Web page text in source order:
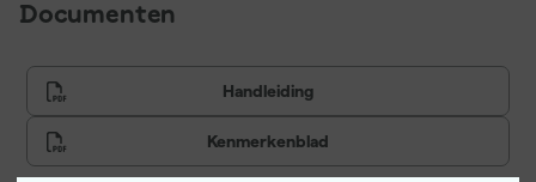
Documenten
Handleiding
Kenmerkenblad